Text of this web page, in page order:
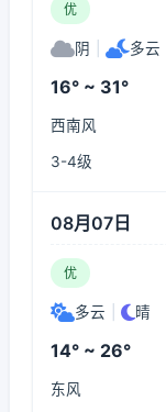
优
阴 多云
16° ~ 31°
西南风
3-4级
08月07日
优
多云 晴
14° ~ 26°
东风